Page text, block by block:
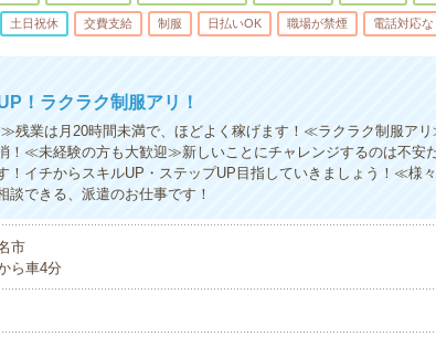
土日祝休 交費支給 制服 日払いOK 職場が禁煙 電話対応な
！ラクラク制服アリ！
残業は月20時間未満で、ほどよく稼げます！≪ラクラク制服ア
！≪未経験の方も大歓迎≫新しいことにチャレンジするのは不安
！イチからスキルUP・ステップUP目指していきましょう！≪様
できる、派遣のお仕事です！
市
ら車4分